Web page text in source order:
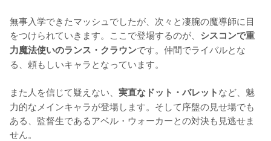
無事入学できたマッシュでしたが、次々と凄腕の魔導師に目
をつけられていきます。ここで登場するのが、 シスコンで重
力魔法使いのランス・クラウンです。仲間でライバルとな
る、頼もしいキャラとなっています。
また人を信じて疑えない、 実直なドット・バレットなど、魅
力的なメインキャラが登場します。そして序盤の見せ場でも
ある、監督生であるアベル・ウォーカーとの対決も見逃せま
せん。